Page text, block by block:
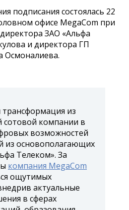
подписания состоялась 22
офисе MegaCom при
ЗАО «Альфа
и директора ГП
Осмоналиева.
из
сотовой компании в
возможностей
из основополагающих
Телеком». За
компания MegaCom
ощутимых
актуальные
в сферах